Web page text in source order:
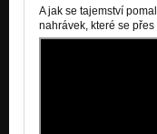
A jak se tajemství
nahrávek, které se